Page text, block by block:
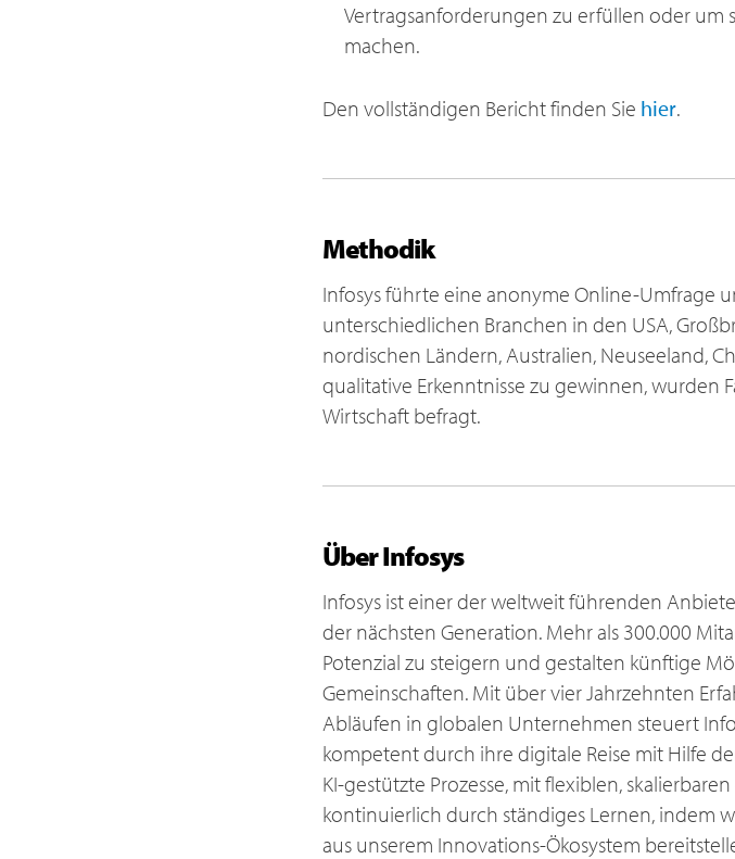
Vertragsanforderungen zu erfüllen oder um
machen.
Den vollständigen Bericht finden Sie hier.
Methodik
Infosys führte eine anonyme Online-Umfrage
unterschiedlichen Branchen in den USA,
nordischen Ländern, Australien, Neuseeland,
qualitative Erkenntnisse zu gewinnen, wurden
Wirtschaft befragt.
Über Infosys
Infosys ist einer der weltweit führenden
der nächsten Generation. Mehr als 300.000
Potenzial zu steigern und gestalten künftige
Gemeinschaften. Mit über vier Jahrzehnten
Abläufen in globalen Unternehmen steuert
kompetent durch ihre digitale Reise mit Hilfe
KI-gestützte Prozesse, mit flexiblen,
kontinuierlich durch ständiges Lernen, indem
aus unserem Innovations-Ökosystem